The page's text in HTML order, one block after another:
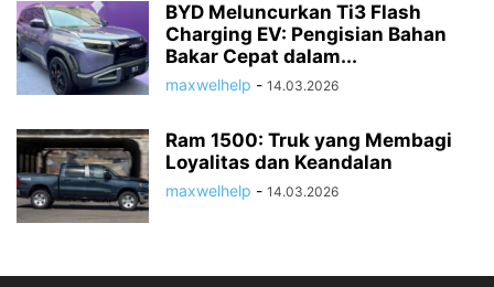
BYD Meluncurkan Ti3 Flash
Charging EV: Pengisian Bahan
Bakar Cepat dalam...
maxwelhelp - 14.03.2026
Ram 1500: Truk yang Membagi
Loyalitas dan Keandalan
maxwelhelp - 14.03.2026